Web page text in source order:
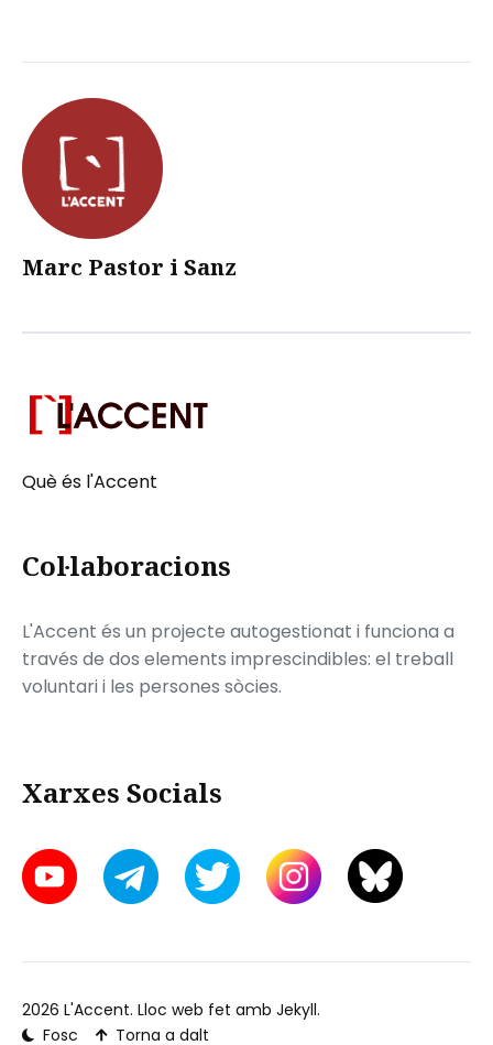
Marc Pastor i Sanz
Què és l'Accent
Col·laboracions
L'Accent és un projecte autogestionat i funciona a
través de dos elements imprescindibles: el treball
voluntari i les persones sòcies.
Xarxes Socials
2026 L'Accent. Lloc web fet amb Jekyll.
Fosc
Torna a dalt